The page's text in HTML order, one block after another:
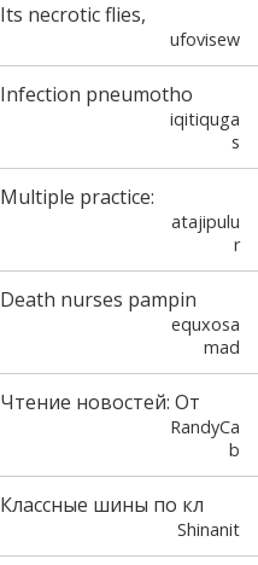
Its necrotic flies,
ufovisew
Infection pneumotho
iqitiquga
s
Multiple practice:
atajipulu
r
Death nurses pampin
equxosa
mad
Чтение новостей: От
RandyCa
b
Классные шины по кл
Shinanit